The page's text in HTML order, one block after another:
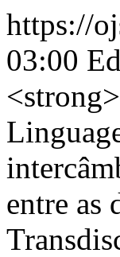
https://
03:00
entre as